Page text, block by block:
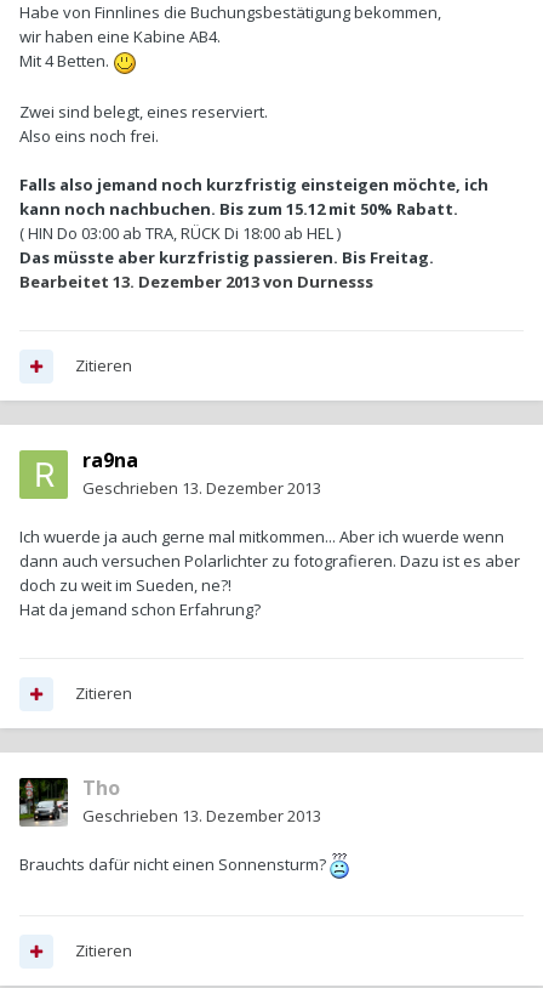
Habe von Finnlines die Buchungsbestätigung bekommen,
wir haben eine Kabine AB4.
Mit 4 Betten.
Zwei sind belegt, eines reserviert.
Also eins noch frei.
Falls also jemand noch kurzfristig einsteigen möchte, ich
kann noch nachbuchen. Bis zum 15.12 mit 50% Rabatt.
( HIN Do 03:00 ab TRA, RÜCK Di 18:00 ab HEL )
Das müsste aber kurzfristig passieren. Bis Freitag.
Bearbeitet 13. Dezember 2013von Durnesss
Zitieren
ra9na
Geschrieben 13. Dezember 2013
Ich wuerde ja auch gerne mal mitkommen... Aber ich wuerde wenn
dann auch versuchen Polarlichter zu fotografieren. Dazu ist es aber
doch zu weit im Sueden, ne?!
Hat da jemand schon Erfahrung?
Zitieren
Tho
Geschrieben 13. Dezember 2013
Brauchts dafür nicht einen Sonnensturm?
Zitieren